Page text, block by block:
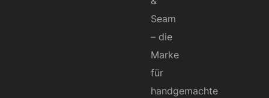
Seam
– die
Marke
für
handgemachte